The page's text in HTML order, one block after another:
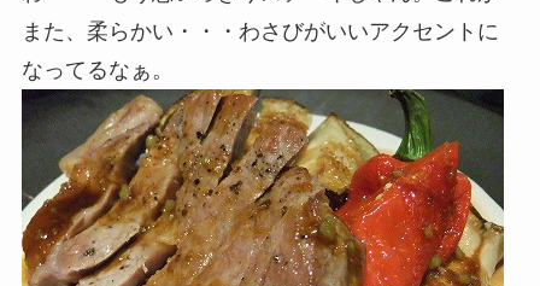
また、柔らかい・・・わさびがいいアクセントに
なってるなぁ。